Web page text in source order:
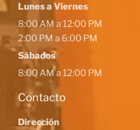
Lunes a Viernes
8:00 AM a 12:00 PM
2:00 PM a 6:00 PM
Sábados
8:00 AM a 12:00 PM
Contacto
Dirección